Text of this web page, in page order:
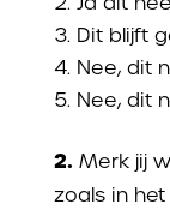
Dit blijft
Nee, dit
Nee, dit
2. Merk jij
zoals in